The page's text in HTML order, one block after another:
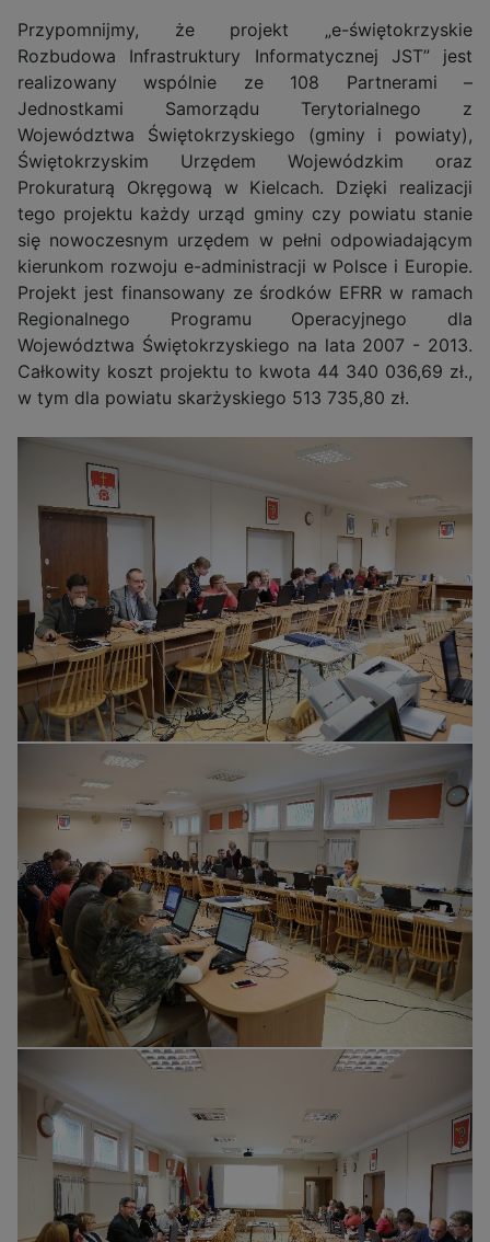
Przypomnijmy, że projekt „e-świętokrzyskie
Rozbudowa Infrastruktury Informatycznej JST” jest
realizowany wspólnie ze 108 Partnerami –
Jednostkami Samorządu Terytorialnego z
Województwa Świętokrzyskiego (gminy i powiaty),
Świętokrzyskim Urzędem Wojewódzkim oraz
Prokuraturą Okręgową w Kielcach. Dzięki realizacji
tego projektu każdy urząd gminy czy powiatu stanie
się nowoczesnym urzędem w pełni odpowiadającym
kierunkom rozwoju e-administracji w Polsce i Europie.
Projekt jest finansowany ze środków EFRR w ramach
Regionalnego Programu Operacyjnego dla
Województwa Świętokrzyskiego na lata 2007 - 2013.
Całkowity koszt projektu to kwota 44 340 036,69 zł.,
w tym dla powiatu skarżyskiego 513 735,80 zł.